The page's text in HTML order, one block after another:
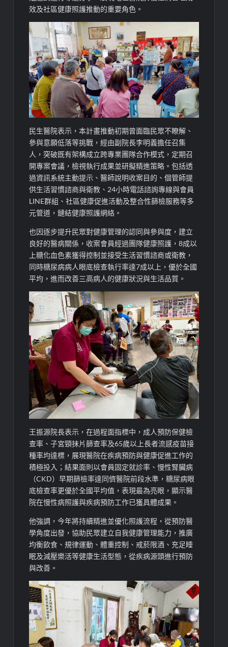
效及社區健康照護推動的重要角色。
民生醫院表示，本計畫推動初期曾面臨民眾不瞭解、
參與意願低落等挑戰，經由副院長李明義擔任召集
人，突破既有架構成立跨專業團隊合作模式，定期召
開專案會議，檢視執行成果並研擬精進策略。包括透
過資訊系統主動提示、醫師說明收案目的、個管師提
供生活習慣諮商與衛教、24小時電話諮詢專線與會員
LINE群組、社區健康促進活動及整合性篩檢服務等多
元管道，鏈結健康照護網絡。
也因逐步提升民眾對健康管理的認同與參與度，建立
良好的醫病關係，收案會員經過團隊健康照護，8成以
上糖化血色素獲得控制並接受生活習慣諮商或衛教，
同時糖尿病病人眼底檢查執行率達7成以上，優於全國
平均，進而改善三高病人的健康狀況與生活品質。
王振源院長表示，在過程面指標中，成人預防保健檢
查率、子宮頸抹片篩查率及65歲以上長者流感疫苗接
種率均達標，展現醫院在疾病預防與健康促進工作的
積極投入；結果面則以會員固定就診率、慢性腎臟病
（CKD）早期篩檢率達同儕醫院前段水準，糖尿病眼
底檢查率更優於全國平均值，表現最為亮眼，顯示醫
院在慢性病照護與疾病預防工作已獲具體成果。
他強調，今年將持續精進並優化照護流程，從預防醫
學角度出發，協助民眾建立自我健康管理能力，推廣
均衡飲食、規律運動、體重控制、戒菸限酒、充足睡
眠及減壓樂活等健康生活型態，從疾病源頭進行預防
與改善。